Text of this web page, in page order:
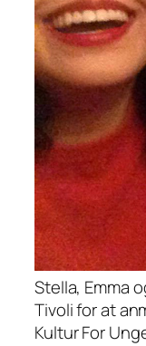
Stella, Emma
Tivoli for at
Kultur For